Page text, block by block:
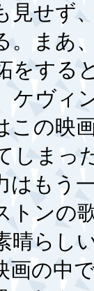
見せず
。まあ
をする
ケヴィ
この映
しまっ
もう
トンの
晴らし
の中